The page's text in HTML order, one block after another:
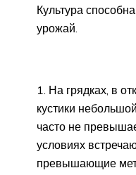
Культура
урожай.
На грядках, в
кустики
часто не
условиях
превышающие